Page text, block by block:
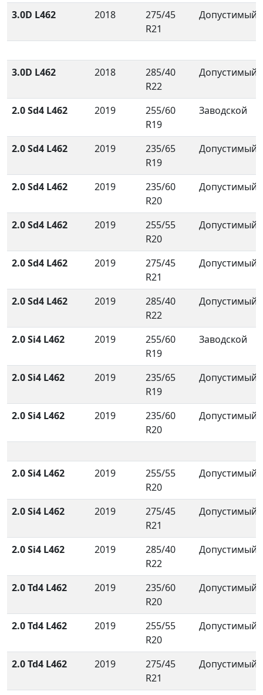
3.0D L462 2018
275/45
R21
Допустимый
3.0D L462 2018
285/40
R22
Допустимый
2.0 Sd4 L462 2019
255/60
R19
Заводской
2.0 Sd4 L462 2019
235/65
R19
Допустимый
2.0 Sd4 L462 2019
235/60
R20
Допустимый
2.0 Sd4 L462 2019
255/55
R20
Допустимый
2.0 Sd4 L462 2019
275/45
R21
Допустимый
2.0 Sd4 L462 2019
285/40
R22
Допустимый
2.0 Si4 L462 2019
255/60
R19
Заводской
2.0 Si4 L462 2019
235/65
R19
Допустимый
2.0 Si4 L462 2019
235/60
R20
Допустимый
2.0 Si4 L462 2019
255/55
R20
Допустимый
2.0 Si4 L462 2019
275/45
R21
Допустимый
2.0 Si4 L462 2019
285/40
R22
Допустимый
2.0 Td4 L462 2019
235/60
R20
Допустимый
2.0 Td4 L462 2019
255/55
R20
Допустимый
2.0 Td4 L462 2019
275/45
R21
Допустимый